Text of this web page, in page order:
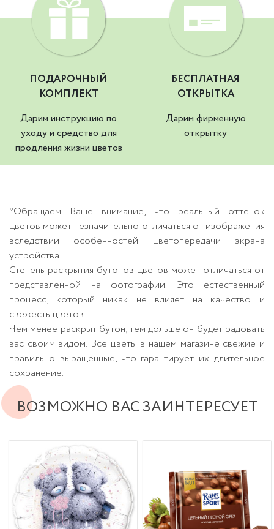
ПОДАРОЧНЫЙ
КОМПЛЕКТ
Дарим инструкцию по
уходу и средство для
продления жизни цветов
БЕСПЛАТНАЯ
ОТКРЫТКА
Дарим фирменную
открытку
*Обращаем Ваше внимание, что реальный оттенок
цветов может незначительно отличаться от изображения
вследствии особенностей цветопередачи экрана
устройства.
Степень раскрытия бутонов цветов может отличаться от
представленной на фотографии. Это естественный
процесс, который никак не влияет на качество и
свежесть цветов.
Чем менее раскрыт бутон, тем дольше он будет радовать
вас своим видом. Все цветы в нашем магазине свежие и
правильно выращенные, что гарантирует их длительное
сохранение.
ВОЗМОЖНО ВАС ЗАИНТЕРЕСУЕТ